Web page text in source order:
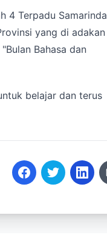
4 Terpadu Samarinda
yang di adakan
Bahasa dan
belajar dan terus